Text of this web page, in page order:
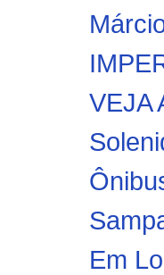
VEJA
Em